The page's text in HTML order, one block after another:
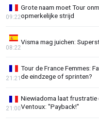
Grote naam moet Tour
opmerkelijke strijd
09:22
Visma mag juichen:
08:22
Tour de France Femmes:
de eindzege of sprinten?
21:21
Niewiadoma laat
Ventoux: "Payback!"
21:00